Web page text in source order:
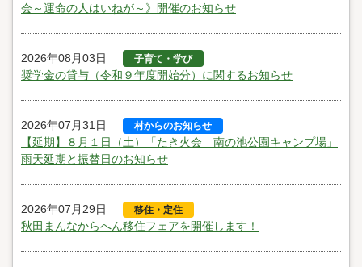
会～運命の人はいねが～》開催のお知らせ
2026年08月03日 子育て・学び
奨学金の貸与（令和９年度開始分）に関するお知らせ
2026年07月31日 村からのお知らせ
【延期】８月１日（土）「たき火会 南の池公園キャンプ場」
雨天延期と振替日のお知らせ
2026年07月29日 移住・定住
秋田まんなからへん移住フェアを開催します！